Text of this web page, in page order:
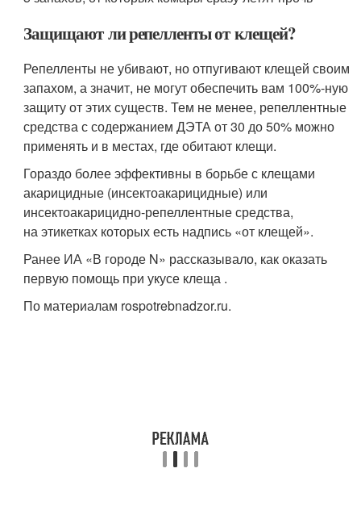
Защищают ли репелленты от клещей?
Репелленты не убивают, но отпугивают клещей своим
запахом, а значит, не могут обеспечить вам 100%-ную
защиту от этих существ. Тем не менее, репеллентные
средства с содержанием ДЭТА от 30 до 50% можно
применять и в местах, где обитают клещи.
Гораздо более эффективны в борьбе с клещами
акарицидные (инсектоакарицидные) или
инсектоакарицидно-репеллентные средства,
на этикетках которых есть надпись «от клещей».
Ранее ИА «В городе N» рассказывало, как оказать
первую помощь при укусе клеща .
По материалам rospotrebnadzor.ru.